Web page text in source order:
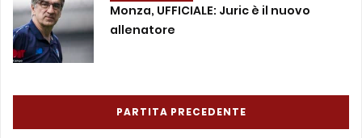
Monza, UFFICIALE: Juric è il nuovo
allenatore
PARTITA PRECEDENTE